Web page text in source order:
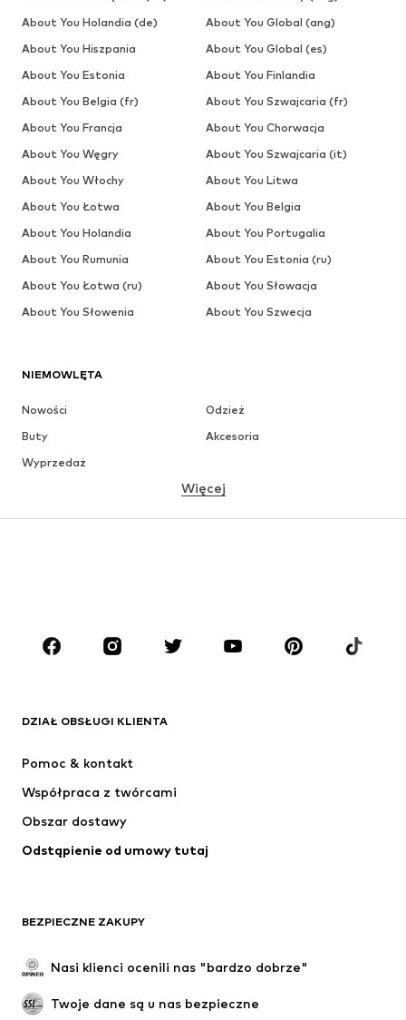
NIEMOWLĘTA
Nowości
Odzież
Buty
Akcesoria
Wyprzedaż
MARKI
Next
ADIDAS PERFORMANCE
Więcej
DZIAŁ OBSŁUGI KLIENTA
Pomoc & kontakt
Współpraca z twórcami
Obszar dostawy
Odstąpienie od umowy tutaj
BEZPIECZNE ZAKUPY
Nasi klienci ocenili nas "bardzo dobrze"
Twoje dane są u nas bezpieczne
About You Holandia (de)
About You Global (ang)
About You Hiszpania
About You Global (es)
About You Estonia
About You Finlandia
About You Belgia (fr)
About You Szwajcaria (fr)
About You Francja
About You Chorwacja
About You Węgry
About You Szwajcaria (it)
About You Włochy
About You Litwa
About You Łotwa
About You Belgia
About You Holandia
About You Portugalia
About You Rumunia
About You Estonia (ru)
About You Łotwa (ru)
About You Słowacja
About You Słowenia
About You Szwecja